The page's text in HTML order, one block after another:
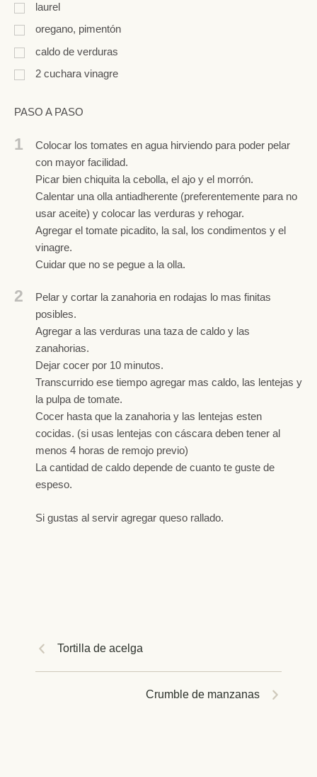
laurel
oregano, pimentón
caldo de verduras
2 cuchara vinagre
PASO A PASO
1
Colocar los tomates en agua hirviendo para poder pelar
con mayor facilidad.
Picar bien chiquita la cebolla, el ajo y el morrón.
Calentar una olla antiadherente (preferentemente para no
usar aceite) y colocar las verduras y rehogar.
Agregar el tomate picadito, la sal, los condimentos y el
vinagre.
Cuidar que no se pegue a la olla.
2
Pelar y cortar la zanahoria en rodajas lo mas finitas
posibles.
Agregar a las verduras una taza de caldo y las
zanahorias.
Dejar cocer por 10 minutos.
Transcurrido ese tiempo agregar mas caldo, las lentejas y
la pulpa de tomate.
Cocer hasta que la zanahoria y las lentejas esten
cocidas. (si usas lentejas con cáscara deben tener al
menos 4 horas de remojo previo)
La cantidad de caldo depende de cuanto te guste de
espeso.
Si gustas al servir agregar queso rallado.
Tortilla de acelga
Crumble de manzanas